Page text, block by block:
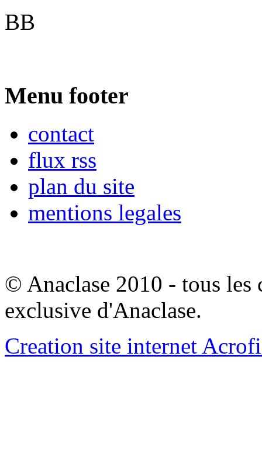
BB
Menu footer
contact
flux rss
plan du site
mentions legales
© Anaclase 2010 - tous les
exclusive d'Anaclase.
Creation site internet